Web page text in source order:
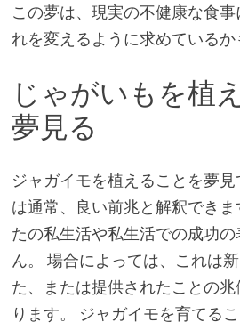
この夢は、現実の不健康な食
れを変えるように求めているか
じゃがいもを植
夢見る
ジャガイモを植えることを夢
は通常、良い前兆と解釈でき
たの私生活や私生活での成功
ん。 場合によっては、これは
た、または提供されたことの
ります。 ジャガイモを育てる